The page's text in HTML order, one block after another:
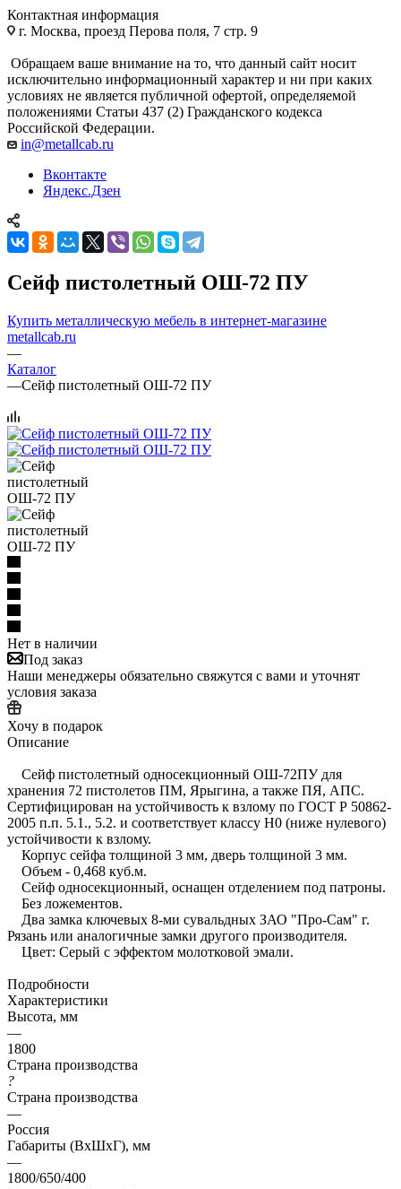
Контактная информация
г. Москва, проезд Перова поля, 7 стр. 9
Обращаем ваше внимание на то, что данный сайт носит
исключительно информационный характер и ни при каких
условиях не является публичной офертой, определяемой
положениями Статьи 437 (2) Гражданского кодекса
Российской Федерации.
in@metallcab.ru
Вконтакте
Яндекс.Дзен
Сейф пистолетный ОШ-72 ПУ
Купить металлическую мебель в интернет-магазине
metallcab.ru
—
Каталог
—Сейф пистолетный ОШ-72 ПУ
Нет в наличии
Под заказ
Наши менеджеры обязательно свяжутся с вами и уточнят
условия заказа
Хочу в подарок
Описание
Сейф пистолетный односекционный ОШ-72ПУ для
хранения 72 пистолетов ПМ, Ярыгина, а также ПЯ, АПС.
Сертифицирован на устойчивость к взлому по ГОСТ Р 50862-
2005 п.п. 5.1., 5.2. и соответствует классу Н0 (ниже нулевого)
устойчивости к взлому.
Корпус сейфа толщиной 3 мм, дверь толщиной 3 мм.
Объем - 0,468 куб.м.
Сейф односекционный, оснащен отделением под патроны.
Без ложементов.
Два замка ключевых 8-ми сувальдных ЗАО "Про-Сам" г.
Рязань или аналогичные замки другого производителя.
Цвет: Серый с эффектом молотковой эмали.
Подробности
Характеристики
Высота, мм
—
1800
Страна производства
?
Страна производства
—
Россия
Габариты (ВхШхГ), мм
—
1800/650/400